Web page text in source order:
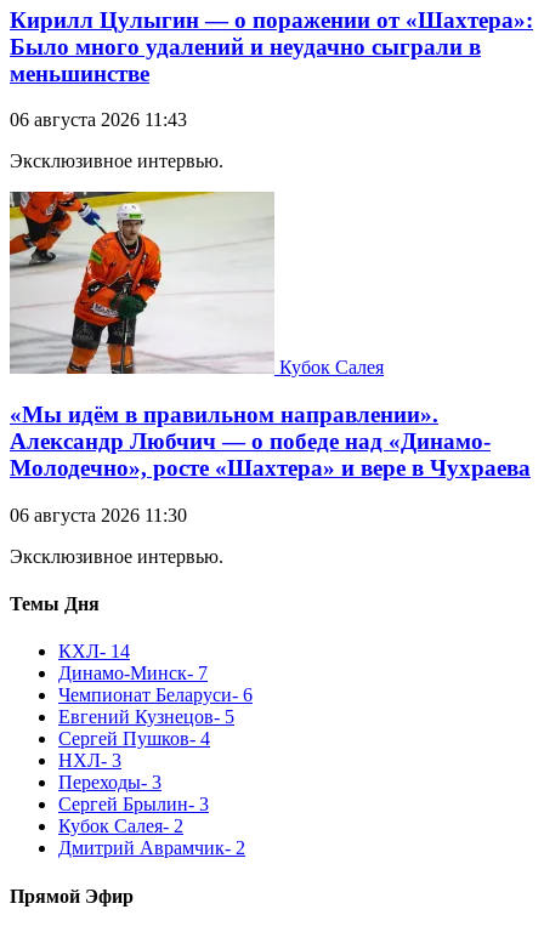
Кирилл Цулыгин — о поражении от «Шахтера»:
Было много удалений и неудачно сыграли в
меньшинстве
06 августа 2026 11:43
Эксклюзивное интервью.
Кубок Салея
«Мы идём в правильном направлении».
Александр Любчич — о победе над «Динамо-
Молодечно», росте «Шахтера» и вере в Чухраева
06 августа 2026 11:30
Эксклюзивное интервью.
Темы Дня
КХЛ- 14
Динамо-Минск- 7
Чемпионат Беларуси- 6
Евгений Кузнецов- 5
Сергей Пушков- 4
НХЛ- 3
Переходы- 3
Сергей Брылин- 3
Кубок Салея- 2
Дмитрий Аврамчик- 2
Прямой Эфир